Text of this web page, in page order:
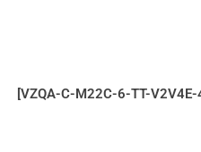
[VZQA-C-M22C-6-TT-